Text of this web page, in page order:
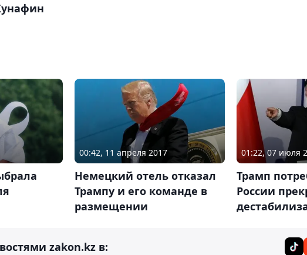
00:42, 11 апреля 2017
Немецкий отель отказал
Трампу и его команде в
размещении
01:22, 07 июля
Трамп
России
zakon.kz в: